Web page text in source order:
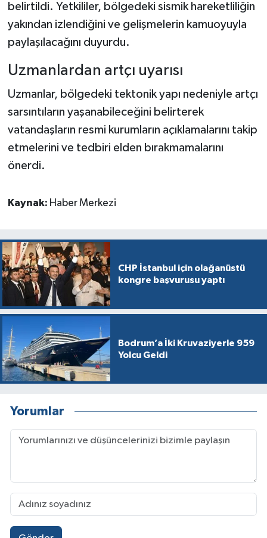
belirtildi. Yetkililer, bölgedeki sismik hareketliliğin
yakından izlendiğini ve gelişmelerin kamuoyuyla
paylaşılacağını duyurdu.
Uzmanlardan artçı uyarısı
Uzmanlar, bölgedeki tektonik yapı nedeniyle artçı
sarsıntıların yaşanabileceğini belirterek
vatandaşların resmi kurumların açıklamalarını takip
etmelerini ve tedbiri elden bırakmamalarını
önerdi.
Kaynak: Haber Merkezi
CHP İstanbul için olağanüstü
kongre başvurusu yaptı
Bodrum’a İki Kruvaziyerle 959
Yolcu Geldi
Yorumlar